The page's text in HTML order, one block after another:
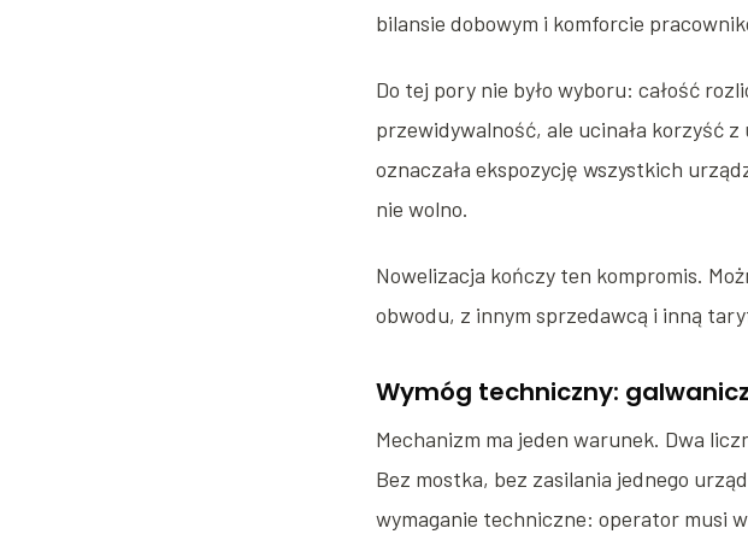
bilansie dobowym i komforcie
Do tej pory nie było wyboru: całość
przewidywalność, ale ucinała korzyść
oznaczała ekspozycję wszystkich
nie wolno.
Nowelizacja kończy ten kompromis.
obwodu, z innym sprzedawcą i inną
Wymóg techniczny:
Mechanizm ma jeden warunek. Dwa
Bez mostka, bez zasilania jednego
wymaganie techniczne: operator musi